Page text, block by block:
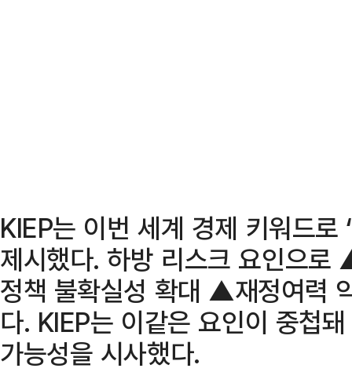
KIEP는 이번 세계 경제 키워드로
제시했다. 하방 리스크 요인으
정책 불확실성 확대 ▲재정여력
다. KIEP는 이같은 요인이 중첩
가능성을 시사했다.